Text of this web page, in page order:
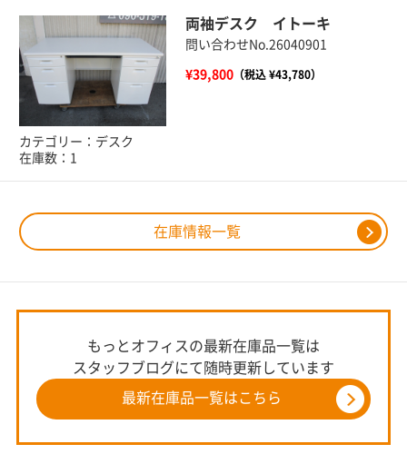
在庫情報一覧
両袖デスク イトーキ
問い合わせNo.26040901
¥39,800（税込 ¥43,780）
カテゴリー：デスク
在庫数：1
もっとオフィスの最新在庫品一覧は
スタッフブログにて随時更新しています
最新在庫品一覧はこちら